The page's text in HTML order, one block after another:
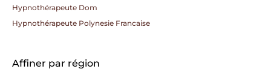
Hypnothérapeute Dom
Hypnothérapeute Polynesie Francaise
Affiner par région